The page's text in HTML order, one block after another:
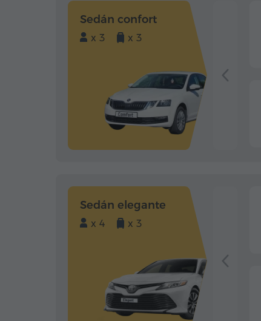
Sedán confort
x 3 x 3
Sedán elegante
x 4 x 3